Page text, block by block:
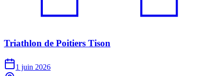
Triathlon de Poitiers Tison
1 juin 2026